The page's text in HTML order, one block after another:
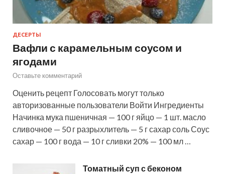
ДЕСЕРТЫ
Вафли с карамельным соусом и
ягодами
Оставьте комментарий
Оценить рецепт Голосовать могут только
авторизованные пользователи Войти Ингредиенты
Начинка мука пшеничная — 100 г яйцо — 1 шт. масло
сливочное — 50 г разрыхлитель — 5 г сахар соль Соус
сахар — 100 г вода — 10 г сливки 20% — 100 мл …
Томатный суп с беконом